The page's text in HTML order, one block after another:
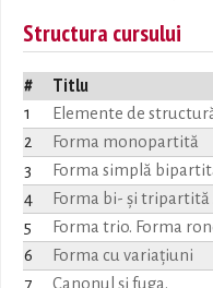
Structura cursului
# Titlu
1
Elemente de
2
Forma monopartită
3
Forma simplă
4
Forma bi- şi tripartită
5
Forma trio. Forma
6
Forma cu variaţiuni
7
Canonul şi fuga.